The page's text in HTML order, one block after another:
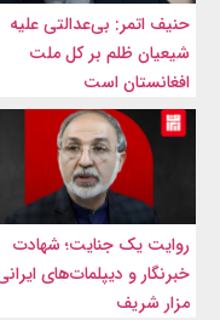
حنیف اتمر: بی‌عدالتی علیه
شیعیان ظلم بر کل ملت
افغانستان است
روایت یک جنایت؛ شهادت
خبرنگار و دیپلمات‌های
مزار شریف